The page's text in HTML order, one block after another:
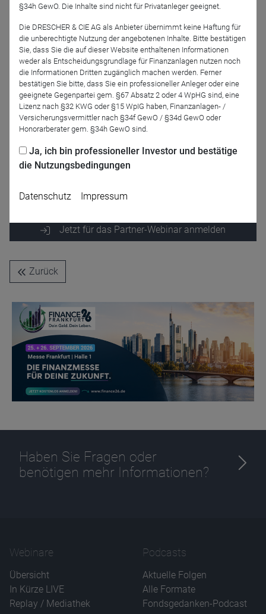
sollte.
Referenten
Tobias Krause
Fidelity International Fidelity International
Jetzt für das Partner-Webinar anmelden
Zurück
Haben Sie Fragen oder
benötigen mehr Informationen?
Webinare
Übersicht
In Kürze LIVE
Replay / Mediathek
Podcasts
Aktuelle Folgen
Alle Formate
Fondsgedanken-Podcast
§34h GewO. Die Inhalte sind nicht für Privatanleger geeignet.
Die DRESCHER & CIE AG als Anbieter übernimmt keine Haftung für
die unberechtigte Nutzung der angebotenen Inhalte. Bitte bestätigen
Sie, dass Sie die auf dieser Website enthaltenen Informationen
weder als Entscheidungsgrundlage für Finanzanlagen nutzen noch
die Informationen Dritten zugänglich machen werden. Ferner
bestätigen Sie bitte, dass Sie ein professioneller Anleger oder eine
geeignete Gegenpartei gem. §67 Absatz 2 oder 4 WpHG sind, eine
Lizenz nach §32 KWG oder §15 WpIG haben, Finanzanlagen- /
Versicherungsvermittler nach §34f GewO / §34d GewO oder
Honorarberater gem. §34h GewO sind.
Ja, ich bin professioneller Investor und bestätige
die Nutzungsbedingungen
Datenschutz Impressum
Name
CPref
Anbieter
D&C
Zweck
Ablauf
1 Jahr